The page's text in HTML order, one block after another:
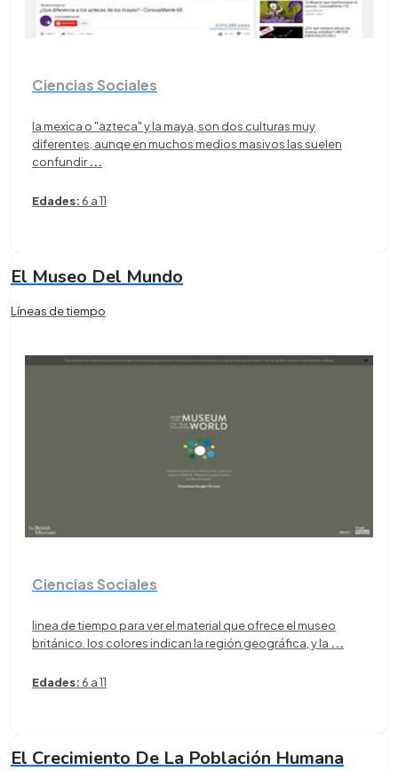
Ciencias Sociales
la mexica o "azteca" y la maya, son dos culturas muy
diferentes, aunqe en muchos medios masivos las suelen
confundir...
Edades: 6 a 11
El Museo Del Mundo
Líneas de tiempo
Ciencias Sociales
linea de tiempo para ver el material que ofrece el museo
británico. los colores indican la región geográfica, y la ...
Edades: 6 a 11
El Crecimiento De La Población Humana